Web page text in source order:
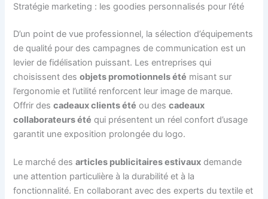
Stratégie marketing : les goodies personnalisés pour l’été
D’un point de vue professionnel, la sélection d’équipements
de qualité pour des campagnes de communication est un
levier de fidélisation puissant. Les entreprises qui
choisissent desobjets promotionnels été misant sur
l’ergonomie et l’utilité renforcent leur image de marque.
Offrir descadeaux clients été ou descadeaux
collaborateurs été qui présentent un réel confort d’usage
garantit une exposition prolongée du logo.
Le marché desarticles publicitaires estivaux demande
une attention particulière à la durabilité et à la
fonctionnalité. En collaborant avec des experts du textile et